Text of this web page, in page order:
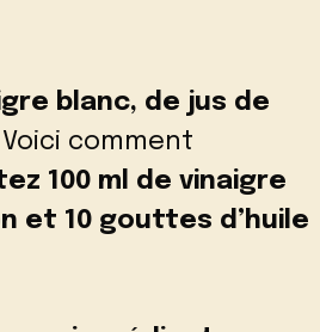
blanc, de jus de
Voici comment
100 ml de vinaigre
et 10 gouttes d’huile